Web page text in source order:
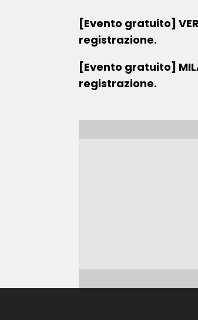
[Evento gratuito]
registrazione.
[Evento gratuito]
registrazione.